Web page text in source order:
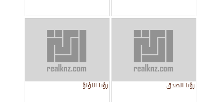
رؤيا الصدق رؤيا اللؤلؤ